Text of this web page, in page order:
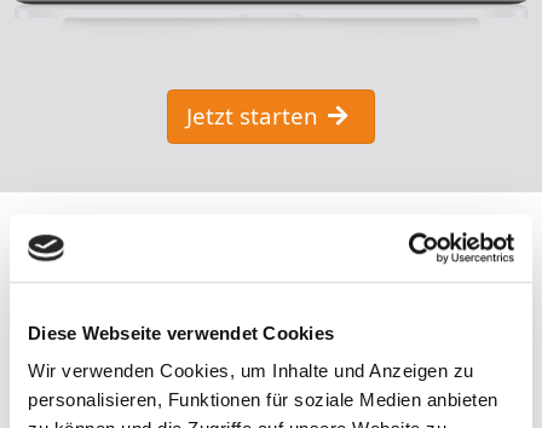
Diese Webseite verwendet Cookies
Wir verwenden Cookies, um Inhalte und Anzeigen zu
personalisieren, Funktionen für soziale Medien anbieten
Jetzt starten